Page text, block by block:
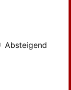
Absteigend